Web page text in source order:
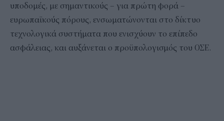
υποδομές, με σημαντικούς – για πρώτη φορά –
ευρωπαϊκούς πόρους, ενσωματώνονται στο δίκτυο
τεχνολογικά συστήματα που ενισχύουν το επίπεδο
ασφάλειας, και αυξάνεται ο προϋπολογισμός του ΟΣΕ.